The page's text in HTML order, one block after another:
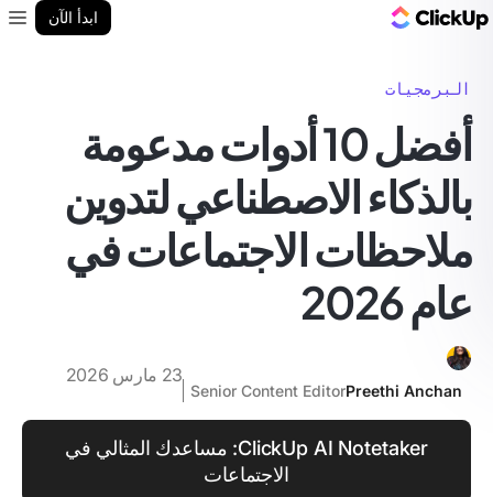
ابدأ الآن
البرمجيات
أفضل 10 أدوات مدعومة
بالذكاء الاصطناعي لتدوين
ملاحظات الاجتماعات في
عام 2026
Preethi Anchan
Senior Content Editor
23 مارس 2026
ClickUp AI Notetaker: مساعدك المثالي في
الاجتماعات